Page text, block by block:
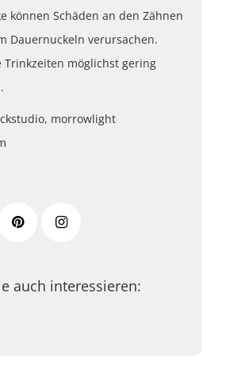
können Schäden an den Zähnen
Dauernuckeln verursachen.
Trinkzeiten möglichst gering
morrowlight
auch interessieren: